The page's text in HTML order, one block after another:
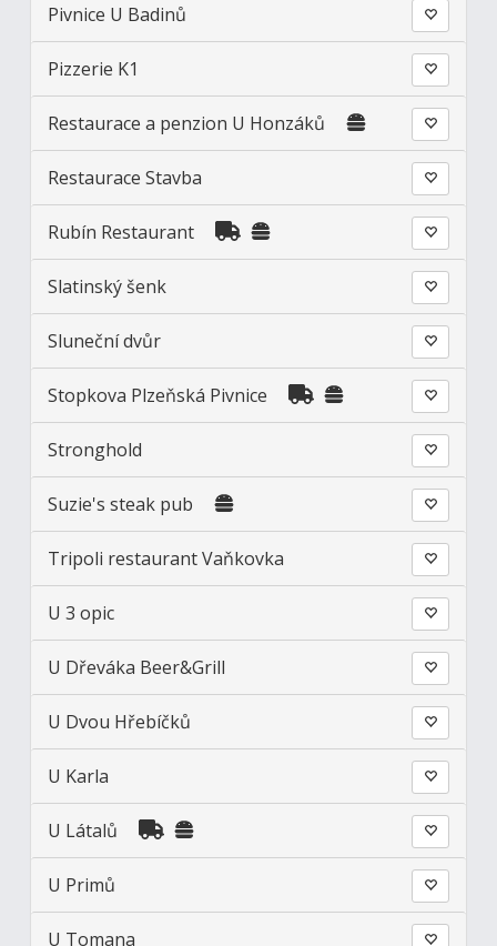
Pivnice U Badinů
Pizzerie K1
Restaurace a penzion U Honzáků
Restaurace Stavba
Rubín Restaurant
Slatinský šenk
Sluneční dvůr
Stopkova Plzeňská Pivnice
Stronghold
Suzie's steak pub
Tripoli restaurant Vaňkovka
U 3 opic
U Dřeváka Beer&Grill
U Dvou Hřebíčků
U Karla
U Látalů
U Primů
U Tomana